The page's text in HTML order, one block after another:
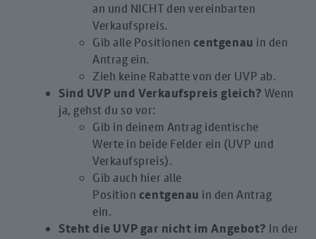
an und NICHT den vereinbarten
Verkaufspreis.
Gib alle Positionen centgenau in den
Antrag ein.
Zieh keine Rabatte von der UVP ab.
Sind UVP und Verkaufspreis gleich? Wenn
ja, gehst du so vor:
Gib in deinem Antrag identische
Werte in beide Felder ein (UVP und
Verkaufspreis).
Gib auch hier alle
Position centgenau in den Antrag
ein.
Steht die UVP gar nicht im Angebot? In der